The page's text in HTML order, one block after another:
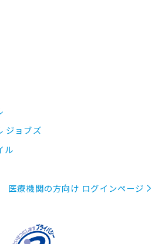
ジョブズ
ル
医療機関の方向け ログインページ